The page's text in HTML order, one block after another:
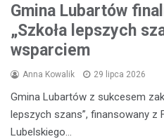
Gmina Lubartów
„Szkoła lepszych
wsparciem
Anna Kowalik 29 lipca 2026
Gmina Lubartów z sukcesem
lepszych szans”, finansowany z
Lubelskiego…